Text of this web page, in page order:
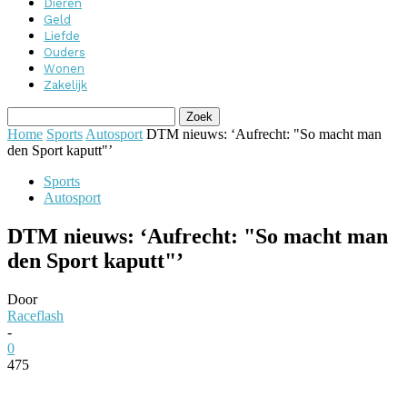
Dieren
Geld
Liefde
Ouders
Wonen
Zakelijk
Home Sports Autosport DTM nieuws: ‘Aufrecht: "So macht man
den Sport kaputt"’
Sports
Autosport
DTM nieuws: ‘Aufrecht: "So macht man
den Sport kaputt"’
Door
Raceflash
-
0
475